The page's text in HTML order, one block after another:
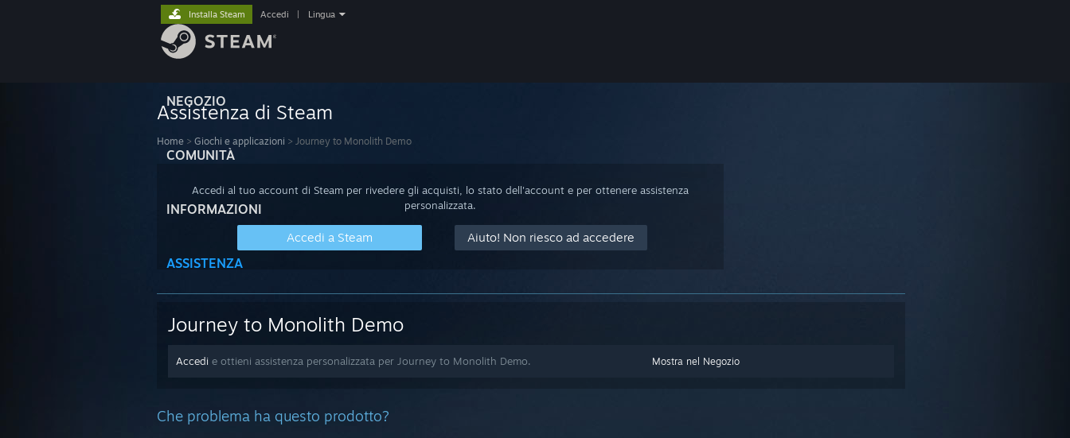
NEGOZIO
COMUNITÀ
INFORMAZIONI
ASSISTENZA
Installa Steam Accedi Lingua
Assistenza di Steam
Home > Giochi e applicazioni > Journey to Monolith Demo
Accedi al tuo account di Steam per rivedere gli acquisti, lo stato dell'account e per ottenere assistenza
personalizzata.
Accedi a Steam Aiuto! Non riesco ad accedere
Journey to Monolith Demo
Mostra nel Negozio
Accedi e ottieni assistenza personalizzata per Journey to Monolith Demo.
Che problema ha questo prodotto?